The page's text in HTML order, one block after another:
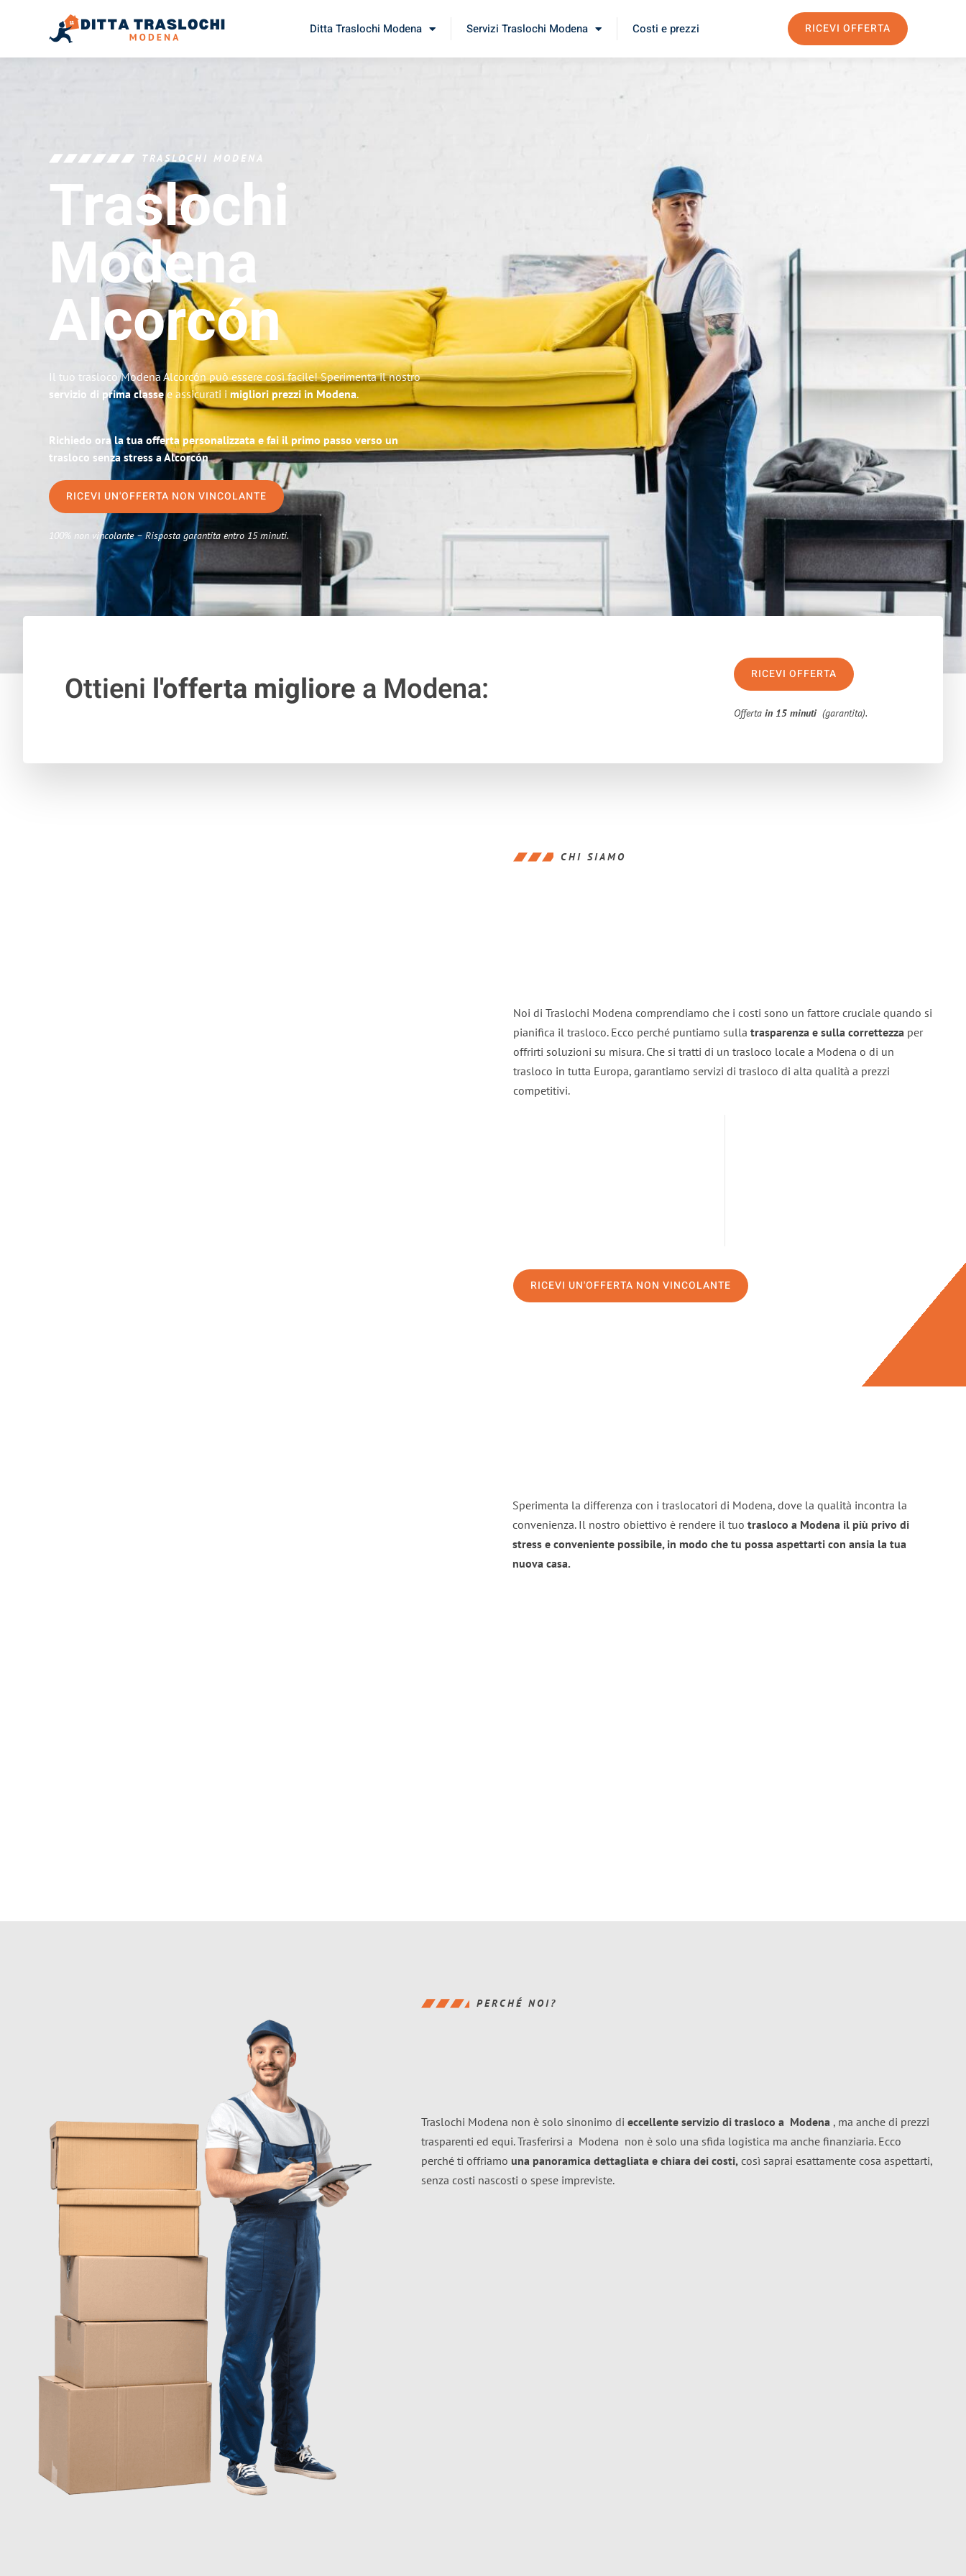
Ditta Traslochi Modena Servizi Traslochi Modena Costi e prezzi RICEVI OFFERTA
TRASLOCHI MODENA
Traslochi
Modena
Alcorcón
Il tuo trasloco Modena Alcorcón può essere così facile! Sperimenta il nostro
servizio di prima classee assicurati i migliori prezzi in Modena.
Richiedo ora la tua offerta personalizzata e fai il primo passo verso un
trasloco senza stress a Alcorcón
RICEVI UN'OFFERTA NON VINCOLANTE
100% non vincolante – Risposta garantita entro 15 minuti.
Ottieni l'offerta migliorea Modena: RICEVI OFFERTA
Offertain 15 minuti (garantita).
CHI SIAMO
Noi di Traslochi Modena comprendiamo che i costi sono un fattore cruciale quando si
pianifica il trasloco. Ecco perché puntiamo sulla trasparenza e sulla correttezza per
offrirti soluzioni su misura. Che si tratti di un trasloco locale a Modena o di un
trasloco in tutta Europa, garantiamo servizi di trasloco di alta qualità a prezzi
competitivi.
RICEVI UN'OFFERTA NON VINCOLANTE
Sperimenta la differenza con i traslocatori di Modena, dove la qualità incontra la
convenienza. Il nostro obiettivo è rendere il tuo trasloco a Modena il più privo di
stress e conveniente possibile, in modo che tu possa aspettarti con ansia la tua
nuova casa.
PERCHÉ NOI?
Traslochi Modena non è solo sinonimo di eccellente servizio di trasloco a Modena , ma anche di prezzi
trasparenti ed equi. Trasferirsi a Modena non è solo una sfida logistica ma anche finanziaria. Ecco
perché ti offriamo una panoramica dettagliata e chiara dei costi, così saprai esattamente cosa aspettarti,
senza costi nascosti o spese impreviste.